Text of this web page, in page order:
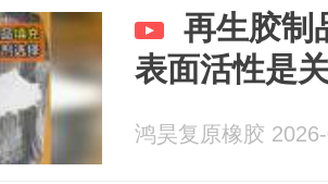
再生胶制
表面活性是
鸿昊复原橡胶